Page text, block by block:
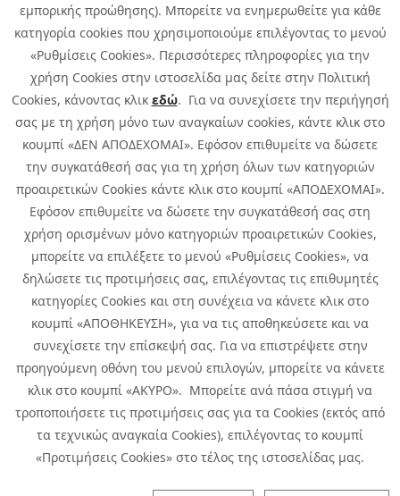
εμπορικής προώθησης). Μπορείτε να ενημερωθείτε για κάθε
κατηγορία cookies που χρησιμοποιούμε επιλέγοντας το μενού
«Ρυθμίσεις Cookies». Περισσότερες πληροφορίες για την
χρήση Cookies στην ιστοσελίδα μας δείτε στην Πολιτική
Cookies, κάνοντας κλικ εδώ. Για να συνεχίσετε την περιήγησή
σας με τη χρήση μόνο των αναγκαίων cookies, κάντε κλικ στο
κουμπί «ΔΕΝ ΑΠΟΔΕΧΟΜΑΙ». Εφόσον επιθυμείτε να δώσετε
την συγκατάθεσή σας για τη χρήση όλων των κατηγοριών
προαιρετικών Cookies κάντε κλικ στο κουμπί «ΑΠΟΔΕΧΟΜΑΙ».
Εφόσον επιθυμείτε να δώσετε την συγκατάθεσή σας στη
χρήση ορισμένων μόνο κατηγοριών προαιρετικών Cookies,
μπορείτε να επιλέξετε το μενού «Ρυθμίσεις Cookies», να
δηλώσετε τις προτιμήσεις σας, επιλέγοντας τις επιθυμητές
κατηγορίες Cookies και στη συνέχεια να κάνετε κλικ στο
κουμπί «ΑΠΟΘΗΚΕΥΣΗ», για να τις αποθηκεύσετε και να
συνεχίσετε την επίσκεψή σας. Για να επιστρέψετε στην
προηγούμενη οθόνη του μενού επιλογών, μπορείτε να κάνετε
κλικ στο κουμπί «ΑΚΥΡΟ». Μπορείτε ανά πάσα στιγμή να
τροποποιήσετε τις προτιμήσεις σας για τα Cookies (εκτός από
τα τεχνικώς αναγκαία Cookies), επιλέγοντας το κουμπί
«Προτιμήσεις Cookies» στο τέλος της ιστοσελίδας μας.
Copyright © 2026 Infoquest.gr All Rights Reserved.
Cookies Policy Cookies Preferences |
Privacy Policy: To learn more about the processing of personal data